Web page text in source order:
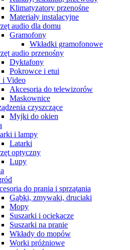
Klimatyzatory przenośne
Materiały instalacyjne
audio dla domu
Gramofony
Wkładki gramofonowe
audio przenośny
Dyktafony
Pokrowce i etui
i Video
Akcesoria do telewizorów
Maskownice
czyszczące
Myjki do okien
i lampy
Latarki
optyczny
Lupy
do prania i sprzątania
Gąbki, zmywaki, druciaki
Mopy
Suszarki i ociekacze
Suszarki na pranie
Wkłady do mopów
Worki próżniowe